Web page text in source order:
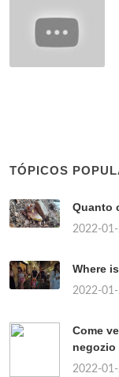
TÓPICOS
Quanto
2022-
Where
2022-
Come
negozio
2022-